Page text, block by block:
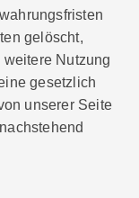
gelöscht,
Nutzung
gesetzlich
unserer Seite